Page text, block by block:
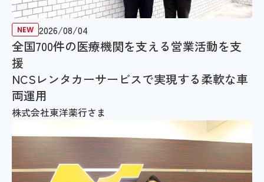
2026/08/04
全国700件の医療機関を支える営業活動を支
援
NCSレンタカーサービスで実現する柔軟な車
両運用
株式会社東洋薬行さま